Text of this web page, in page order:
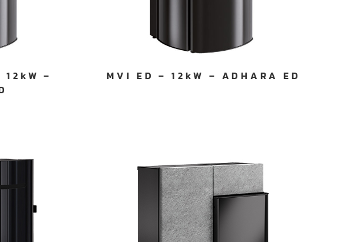
–
MVI ED – 12kW – ADHARA ED